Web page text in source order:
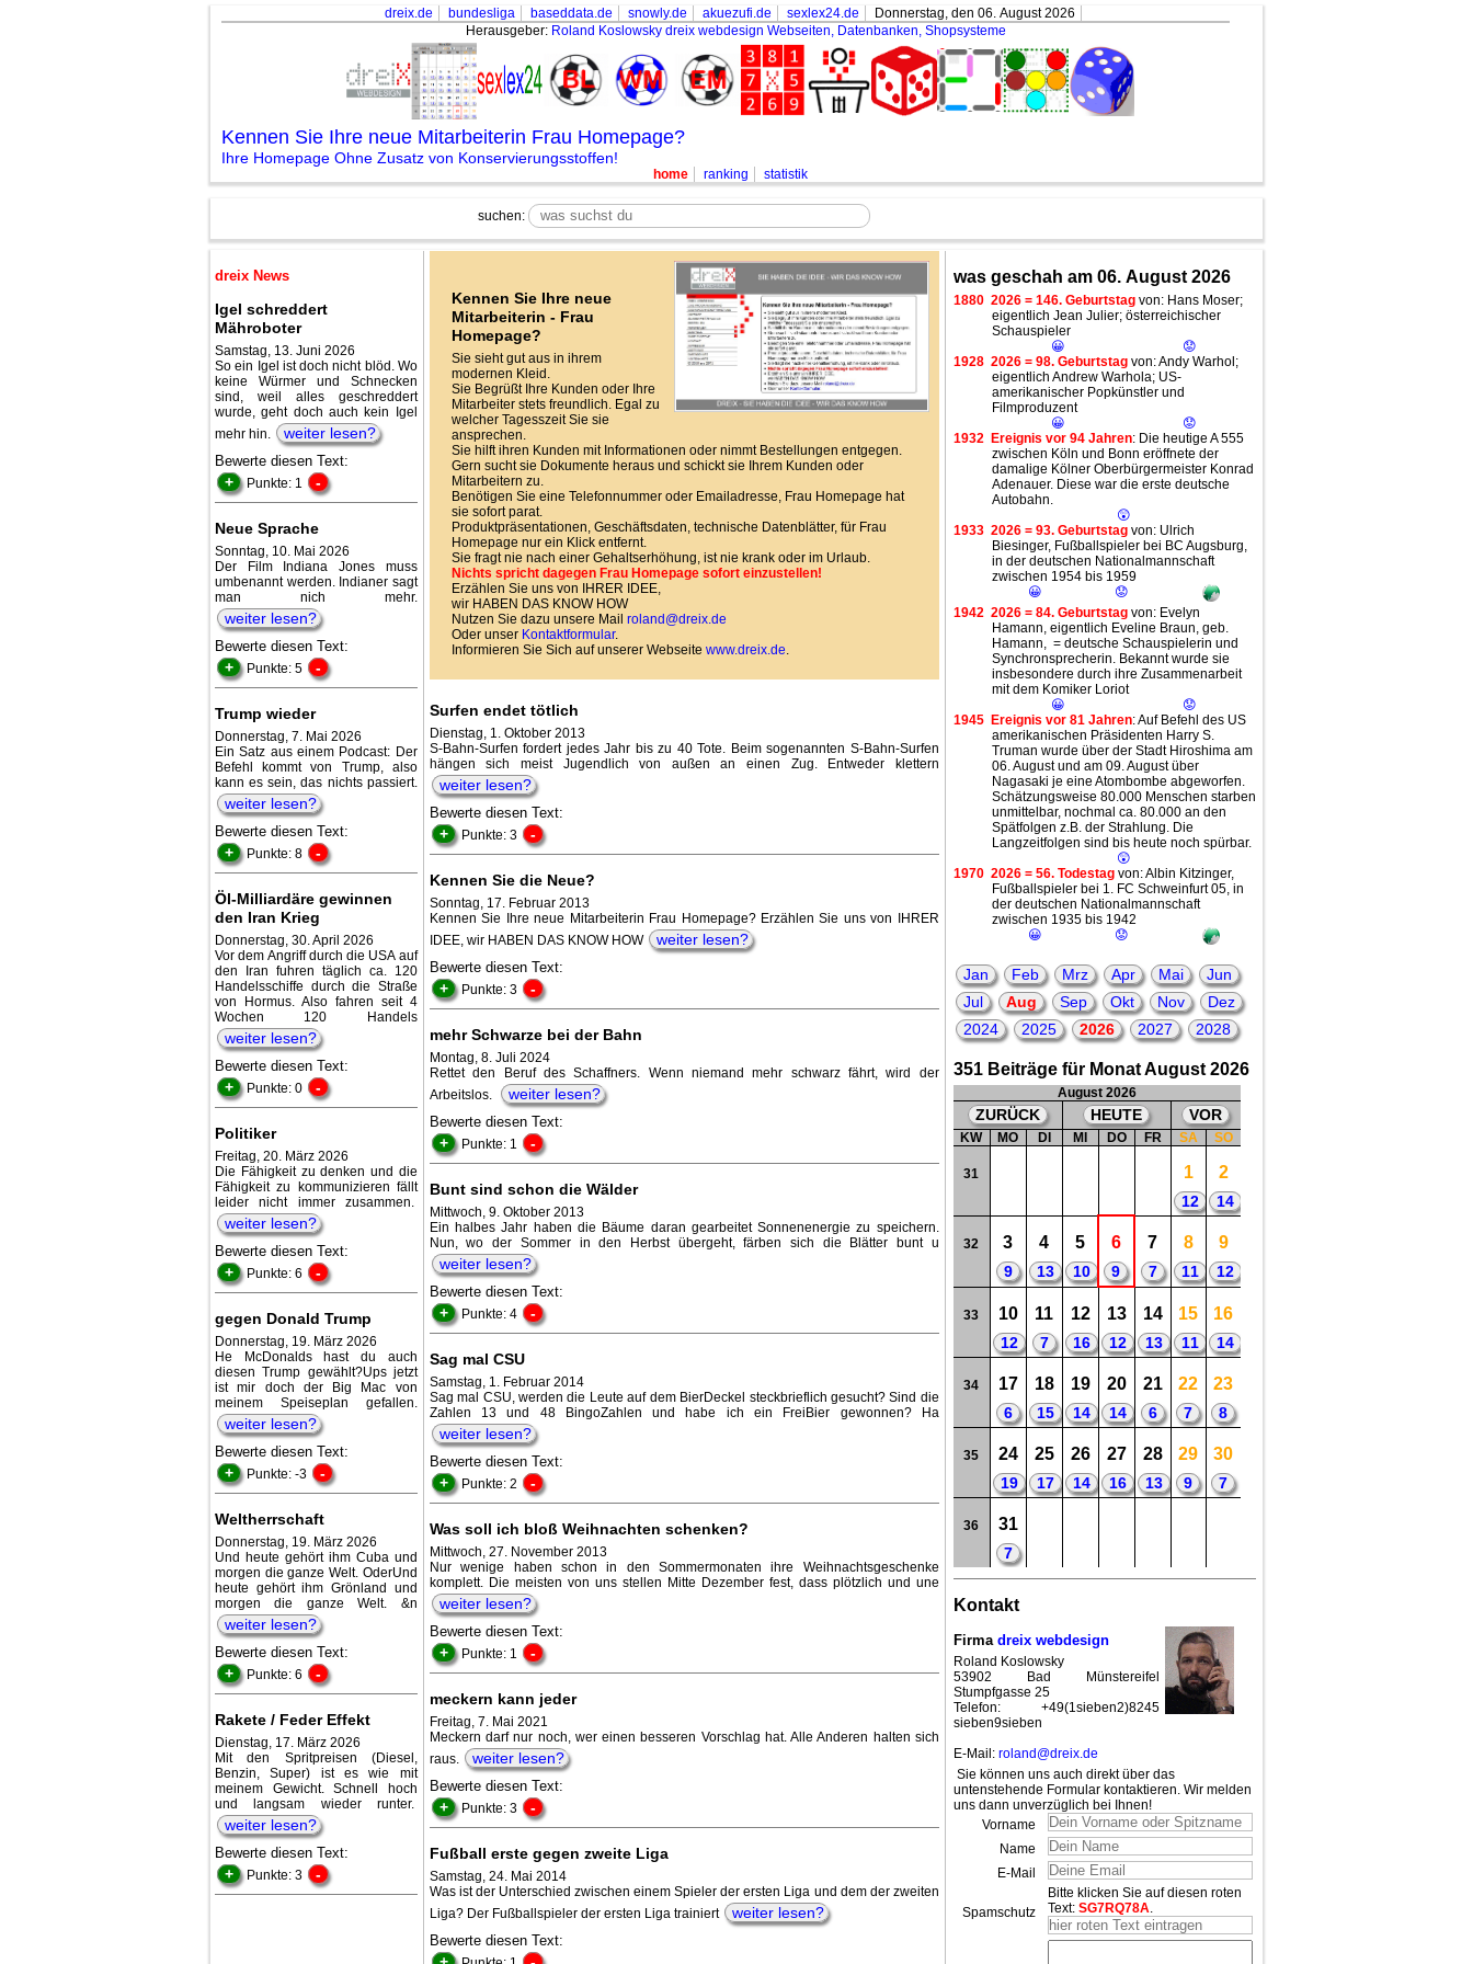
dreix.de bundesliga baseddata.de snowly.de akuezufi.de sexlex24.de
Donnerstag, den 06. August 2026
Herausgeber: Roland Koslowsky dreix webdesign Webseiten, Datenbanken, Shopsysteme
Kennen Sie Ihre neue Mitarbeiterin Frau Homepage?
Ihre Homepage Ohne Zusatz von Konservierungsstoffen!
home ranking statistik
suchen:
dreix News
Igel schreddert
Mähroboter
Samstag, 13. Juni 2026
So ein Igel ist doch nicht blöd. Wo
keine Würmer und Schnecken
sind, weil alles geschreddert
wurde, geht doch auch kein Igel
mehr hin.
weiter lesen?
Bewerte diesen Text:
+ Punkte: 1 -
Neue Sprache
Sonntag, 10. Mai 2026
Der Film Indiana Jones muss
umbenannt werden. Indianer sagt
man nich mehr.
weiter lesen?
Bewerte diesen Text:
+ Punkte: 5 -
Trump wieder
Donnerstag, 7. Mai 2026
Ein Satz aus einem Podcast: Der
Befehl kommt von Trump, also
kann es sein, das nichts passiert.
weiter lesen?
Bewerte diesen Text:
+ Punkte: 8 -
Öl-Milliardäre gewinnen
den Iran Krieg
Donnerstag, 30. April 2026
Vor dem Angriff durch die USA auf
den Iran fuhren täglich ca. 120
Handelsschiffe durch die Straße
von Hormus. Also fahren seit 4
Wochen 120 Handels
weiter lesen?
Bewerte diesen Text:
+ Punkte: 0 -
Politiker
Freitag, 20. März 2026
Die Fähigkeit zu denken und die
Fähigkeit zu kommunizieren fällt
leider nicht immer zusammen.
weiter lesen?
Bewerte diesen Text:
+ Punkte: 6 -
gegen Donald Trump
Donnerstag, 19. März 2026
He McDonalds hast du auch
diesen Trump gewählt?Ups jetzt
ist mir doch der Big Mac von
meinem Speiseplan gefallen.
weiter lesen?
Bewerte diesen Text:
+ Punkte: -3 -
Weltherrschaft
Donnerstag, 19. März 2026
Und heute gehört ihm Cuba und
morgen die ganze Welt. OderUnd
heute gehört ihm Grönland und
morgen die ganze Welt. &n
weiter lesen?
Bewerte diesen Text:
+ Punkte: 6 -
Rakete / Feder Effekt
Dienstag, 17. März 2026
Mit den Spritpreisen (Diesel,
Benzin, Super) ist es wie mit
meinem Gewicht. Schnell hoch
und langsam wieder runter.
weiter lesen?
Bewerte diesen Text:
+ Punkte: 3 -
Kennen Sie Ihre neue
Mitarbeiterin - Frau
Homepage?
Sie sieht gut aus in ihrem
modernen Kleid.
Sie Begrüßt Ihre Kunden oder Ihre
Mitarbeiter stets freundlich. Egal zu
welcher Tagesszeit Sie sie
ansprechen.
Sie hilft ihren Kunden mit Informationen oder nimmt Bestellungen entgegen.
Gern sucht sie Dokumente heraus und schickt sie Ihrem Kunden oder
Mitarbeitern zu.
Benötigen Sie eine Telefonnummer oder Emailadresse, Frau Homepage hat
sie sofort parat.
Produktpräsentationen, Geschäftsdaten, technische Datenblätter, für Frau
Homepage nur ein Klick entfernt.
Sie fragt nie nach einer Gehaltserhöhung, ist nie krank oder im Urlaub.
Nichts spricht dagegen Frau Homepage sofort einzustellen!
Erzählen Sie uns von IHRER IDEE,
wir HABEN DAS KNOW HOW
Nutzen Sie dazu unsere Mail roland@dreix.de
Oder unser Kontaktformular.
Informieren Sie Sich auf unserer Webseite www.dreix.de
Surfen endet tötlich
Dienstag, 1. Oktober 2013
S-Bahn-Surfen fordert jedes Jahr bis zu 40 Tote. Beim sogenannten S-Bahn-Surfen
hängen sich meist Jugendlich von außen an einen Zug. Entweder klettern
weiter lesen?
Bewerte diesen Text:
+ Punkte: 3 -
Kennen Sie die Neue?
Sonntag, 17. Februar 2013
Kennen Sie Ihre neue Mitarbeiterin Frau Homepage? Erzählen Sie uns von IHRER
IDEE, wir HABEN DAS KNOW HOW
weiter lesen?
Bewerte diesen Text:
+ Punkte: 3 -
mehr Schwarze bei der Bahn
Montag, 8. Juli 2024
Rettet den Beruf des Schaffners. Wenn niemand mehr schwarz fährt, wird der
Arbeitslos.
weiter lesen?
Bewerte diesen Text:
+ Punkte: 1 -
Bunt sind schon die Wälder
Mittwoch, 9. Oktober 2013
Ein halbes Jahr haben die Bäume daran gearbeitet Sonnenenergie zu speichern.
Nun, wo der Sommer in den Herbst übergeht, färben sich die Blätter bunt u
weiter lesen?
Bewerte diesen Text:
+ Punkte: 4 -
Sag mal CSU
Samstag, 1. Februar 2014
Sag mal CSU, werden die Leute auf dem BierDeckel steckbrieflich gesucht? Sind die
Zahlen 13 und 48 BingoZahlen und habe ich ein FreiBier gewonnen? Ha
weiter lesen?
Bewerte diesen Text:
+ Punkte: 2 -
Was soll ich bloß Weihnachten schenken?
Mittwoch, 27. November 2013
Nur wenige haben schon in den Sommermonaten ihre Weihnachtsgeschenke
komplett. Die meisten von uns stellen Mitte Dezember fest, dass plötzlich und une
weiter lesen?
Bewerte diesen Text:
+ Punkte: 1 -
meckern kann jeder
Freitag, 7. Mai 2021
Meckern darf nur noch, wer einen besseren Vorschlag hat. Alle Anderen halten sich
raus.
weiter lesen?
Bewerte diesen Text:
+ Punkte: 3 -
Fußball erste gegen zweite Liga
Samstag, 24. Mai 2014
Was ist der Unterschied zwischen einem Spieler der ersten Liga und dem der zweiten
Liga? Der Fußballspieler der ersten Liga trainiert
weiter lesen?
Bewerte diesen Text:
was geschah am 06. August 2026
1880 2026 = 146. Geburtstagvon: Hans Moser;
eigentlich Jean Julier; österreichischer
Schauspieler
😀
😟
1928 2026 = 98. Geburtstagvon: Andy Warhol;
eigentlich Andrew Warhola; US-
amerikanischer Popkünstler und
Filmproduzent
😀
😟
1932 Ereignis vor 94 Jahren: Die heutige A 555
zwischen Köln und Bonn eröffnete der
damalige Kölner Oberbürgermeister Konrad
Adenauer. Diese war die erste deutsche
Autobahn.
😲
1933 2026 = 93. Geburtstagvon: Ulrich
Biesinger, Fußballspieler bei BC Augsburg,
in der deutschen Nationalmannschaft
zwischen 1954 bis 1959
😀
😟
1942 2026 = 84. Geburtstagvon: Evelyn
Hamann, eigentlich Eveline Braun, geb.
Hamann, = deutsche Schauspielerin und
Synchronsprecherin. Bekannt wurde sie
insbesondere durch ihre Zusammenarbeit
mit dem Komiker Loriot
😀
😟
1945 Ereignis vor 81 Jahren: Auf Befehl des US
amerikanischen Präsidenten Harry S.
Truman wurde über der Stadt Hiroshima am
06. August und am 09. August über
Nagasaki je eine Atombombe abgeworfen.
Schätzungsweise 80.000 Menschen starben
unmittelbar, nochmal ca. 80.000 an den
Spätfolgen z.B. der Strahlung. Die
Langzeitfolgen sind bis heute noch spürbar.
😲
1970 2026 = 56. Todestagvon: Albin Kitzinger,
Fußballspieler bei 1. FC Schweinfurt 05, in
der deutschen Nationalmannschaft
zwischen 1935 bis 1942
😀
😟
Weidenfeller, Fußballspieler bei Borussia
Dortmund, in der deutschen
Nationalmannschaft zwischen 2013 bis
2015
😀
Fußballspieler bei Ajax Amsterdam,
Eintracht Frankfurt, in der deutschen
Nationalmannschaft zwischen 2017 bis
2021
😀
Jan Feb Mrz Apr Mai
Jun
Jul
Aug Sep Okt Nov
Dez
2024
2025 2026 2027 2028
351 Beiträge für Monat August 2026
August 2026
ZURÜCK HEUTE VOR
KW MO DI MI DO FR SA SO
31 1
12
2
14
32 3
9
4
13
5
10
6
9
7
7
8
11
9
12
33 10
12
11
7
12
16
13
12
14
13
15
11
16
14
34 17
6
18
15
19
14
20
14
21
6
22
7
23
8
35 24
19
25
17
26
14
27
16
28
13
29
9
30
7
36 31
7
Kontakt
Firma dreix webdesign
Roland Koslowsky
53902 Bad Münstereifel
Stumpfgasse 25
Telefon: +49(1sieben2)8245
sieben9sieben
E-Mail: roland@dreix.de
Sie können uns auch direkt über das
untenstehende Formular kontaktieren. Wir melden
uns dann unverzüglich bei Ihnen!
Vorname
Name
E-Mail
Spamschutz
Bitte klicken Sie auf diesen roten
Text: SG7RQ78A